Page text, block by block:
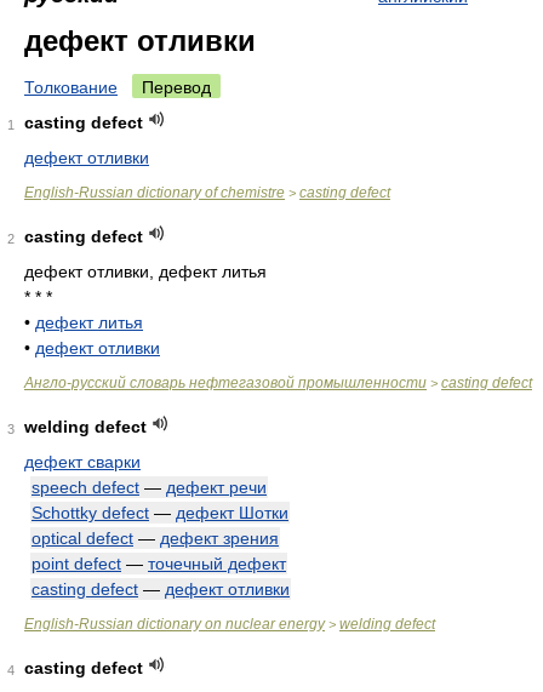
дефект отливки
Толкование Перевод
1
casting defect
дефект отливки
English-Russian dictionary of chemistre > casting defect
2
casting defect
дефект отливки, дефект литья
* * *
• дефект литья
• дефект отливки
Англо-русский словарь нефтегазовой промышленности > casting defect
3
welding defect
дефект сварки
speech defect — дефект речи
Schottky defect — дефект Шотки
optical defect — дефект зрения
point defect — точечный дефект
casting defect — дефект отливки
English-Russian dictionary on nuclear energy> welding defect
4
casting defect